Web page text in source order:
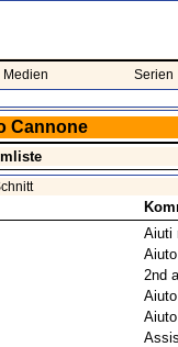
Medien Serien
Cannone
Aiuti
2nd